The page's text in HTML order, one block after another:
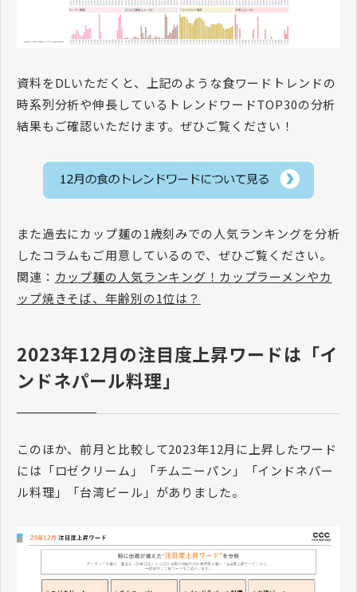
資料をDLいただくと、上記のような食ワードトレンドの
時系列分析や伸長しているトレンドワードTOP30の分析
結果もご確認いただけます。ぜひご覧ください！
また過去にカップ麺の1歳刻みでの人気ランキングを分析
したコラムもご用意しているので、ぜひご覧ください。
関連： カップ麺の人気ランキング！カップラーメンやカ
ップ焼きそば、年齢別の1位は？
2023年12月の注目度上昇ワードは「イ
ンドネパール料理」
このほか、前月と比較して2023年12月に上昇したワード
には「ロゼクリーム」「チムニーパン」「インドネパー
ル料理」「台湾ビール」がありました。